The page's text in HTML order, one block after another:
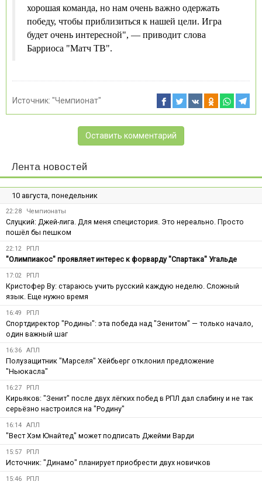
хорошая команда, но нам очень важно одержать
победу, чтобы приблизиться к нашей цели. Игра
будет очень интересной", — приводит слова
Барриоса "Матч ТВ".
Источник: "Чемпионат"
Оставить комментарий
Лента новостей
10 августа, понедельник
22:28 Чемпионаты
Слуцкий: Джей-лига. Для меня специстория. Это нереально. Просто
пошёл бы пешком
22:12 РПЛ
"Олимпиакос" проявляет интерес к форварду "Спартака" Угальде
17:02 РПЛ
Кристофер Ву: стараюсь учить русский каждую неделю. Сложный
язык. Еще нужно время
16:49 РПЛ
Спортдиректор "Родины": эта победа над "Зенитом" — только начало,
один важный шаг
16:36 АПЛ
Полузащитник "Марселя" Хёйбьерг отклонил предложение
"Ньюкасла"
16:27 РПЛ
Кирьяков: "Зенит" после двух лёгких побед в РПЛ дал слабину и не так
серьёзно настроился на "Родину"
16:14 АПЛ
"Вест Хэм Юнайтед" может подписать Джейми Варди
15:57 РПЛ
Источник: "Динамо" планирует приобрести двух новичков
15:46 РПЛ